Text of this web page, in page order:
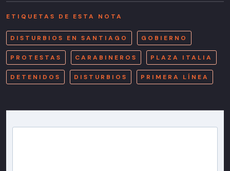
ETIQUETAS DE ESTA NOTA
DISTURBIOS EN SANTIAGO GOBIERNO
PROTESTAS CARABINEROS PLAZA ITALIA
DETENIDOS DISTURBIOS PRIMERA LÍNEA